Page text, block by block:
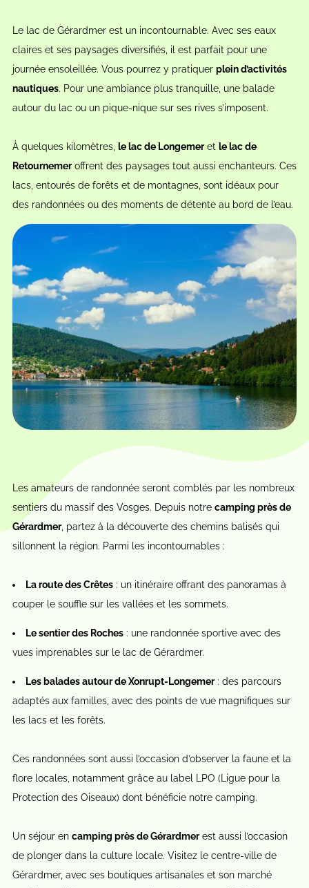
Le lac de Gérardmer est un incontournable. Avec ses eaux
claires et ses paysages diversifiés, il est parfait pour une
journée ensoleillée. Vous pourrez y pratiquer plein d’activités
nautiques. Pour une ambiance plus tranquille, une balade
autour du lac ou un pique-nique sur ses rives s’imposent.
À quelques kilomètres, le lac de Longemeret le lac de
Retournemeroffrent des paysages tout aussi enchanteurs. Ces
lacs, entourés de forêts et de montagnes, sont idéaux pour
des randonnées ou des moments de détente au bord de l’eau.
Les amateurs de randonnée seront comblés par les nombreux
sentiers du massif des Vosges. Depuis notre camping près de
Gérardmer, partez à la découverte des chemins balisés qui
sillonnent la région. Parmi les incontournables :
La route des Crêtes: un itinéraire offrant des panoramas à
couper le souffle sur les vallées et les sommets.
Le sentier des Roches: une randonnée sportive avec des
vues imprenables sur le lac de Gérardmer.
Les balades autour de Xonrupt-Longemer: des parcours
adaptés aux familles, avec des points de vue magnifiques sur
les lacs et les forêts.
Ces randonnées sont aussi l’occasion d’observer la faune et la
flore locales, notamment grâce au label LPO (Ligue pour la
Protection des Oiseaux) dont bénéficie notre camping.
Un séjour en camping près de Gérardmerest aussi l’occasion
de plonger dans la culture locale. Visitez le centre-ville de
Gérardmer, avec ses boutiques artisanales et son marché